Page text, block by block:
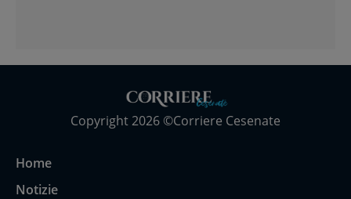
Copyright 2026 ©Corriere Cesenate
Home
Notizie